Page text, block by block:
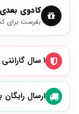
کادوی
بفرست برای
۱ سال گارانتی پاندورا ایران
ارسال رایگان